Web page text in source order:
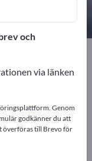
–
och
via länken
Genom
godkänner du att
överföras till Brevo för